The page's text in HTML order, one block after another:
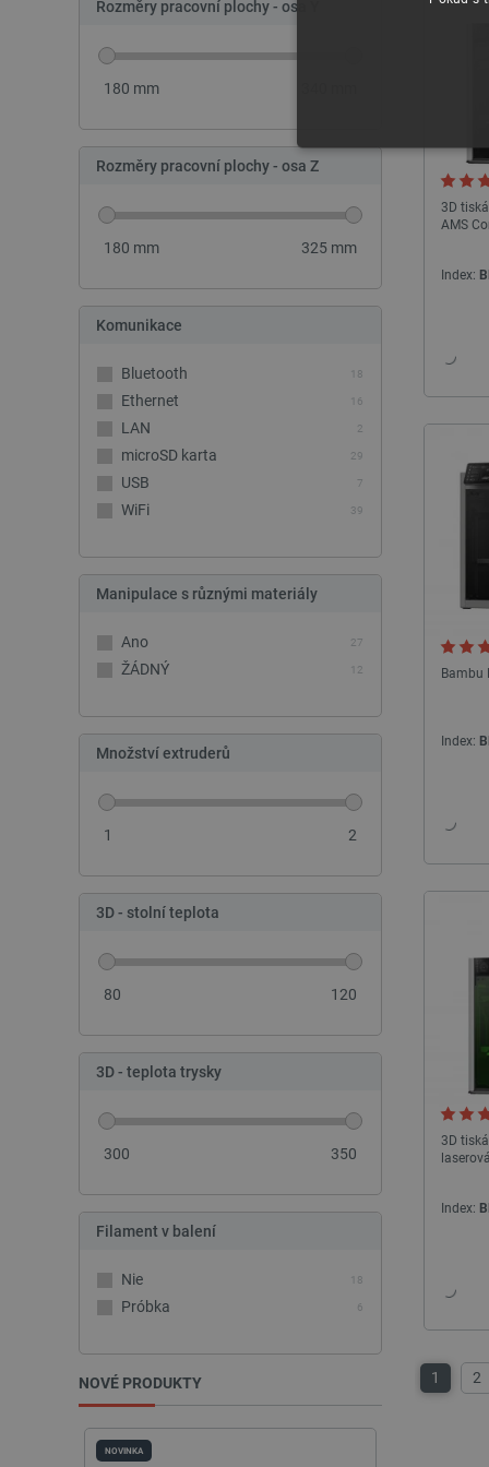
Rozměry pracovní plochy - osa Y
180 mm
Rozměry pracovní plochy - osa Z
180 mm 325mm
Komunikace
Bluetooth 18
Ethernet 16
LAN 2
microSD karta 29
USB 7
WiFi 39
Manipulace s různými materiály
Ano 27
ŽÁDNÝ 12
Množství extruderů
1 2
3D - stolní teplota
80 120
3D - teplota trysky
300 350
Filament v balení
Nie 18
Próbka 6
NOVÉ PRODUKTY
NOVINKA
3D
AMS
Index:
Bambu
Index:
3D
Index:
1 2
NEZBYTNĚ
FUNKČNÍ
Nezbytně nutné soubory
nezbytně nutných souborů
udid
_smvs
isListDisplay
CookieScriptConsent
__cf_bm
_lb
Storage declaration
Název